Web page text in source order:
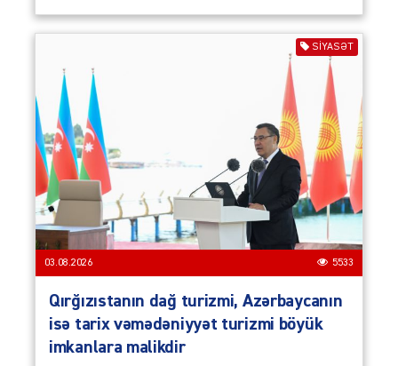
SIYASƏT
03.08.2026 5533
Qırğızıstanın dağ turizmi, Azərbaycanın
isə tarix vəmədəniyyət turizmi böyük
imkanlara malikdir